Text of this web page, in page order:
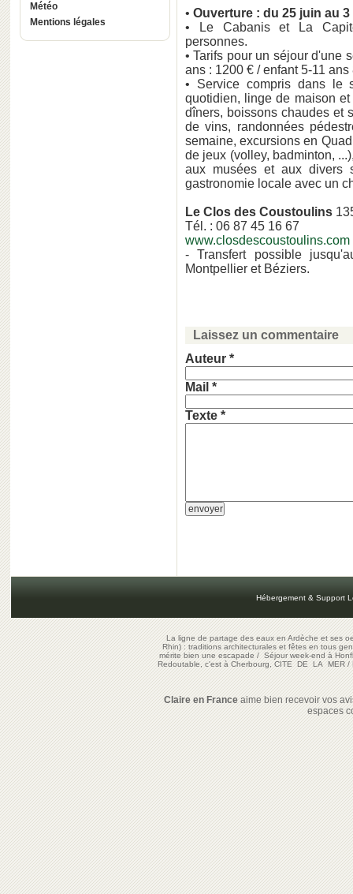
Météo
Mentions légales
• Ouverture : du 25 juin au
• Le Cabanis et La
personnes.
• Tarifs pour un séjour d'une
ans : 1200 € / enfant 5-11
• Service compris dans le
quotidien, linge de maison
dîners, boissons chaudes et
de vins, randonnées
semaine, excursions en
de jeux (volley, badminton,
aux musées et aux divers
gastronomie locale avec un
Le Clos des Coustoulins
Tél. : 06 87 45 16 67
www.closdescoustoulins.com
- Transfert possible
Montpellier et Béziers.
Laissez un commentaire
Auteur *
Mail *
Texte *
Hébergement & Support
La ligne de partage des eaux en Ardèche et ses
Rhin) : traditions architecturales et fêtes en tous
mérite bien une escapade/Séjour week-end à
Redoutable, c'est à Cherbourg, CITE DE LA MER/
Claire en Franceaime bien recevoir vos
espaces